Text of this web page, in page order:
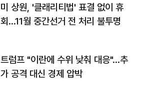
미 상원, '클래리티법' 표결 없이 휴
회…11월 중간선거 전 처리 불투명
트럼프 "이란에 수위 낮춰 대응"…추
가 공격 대신 경제 압박